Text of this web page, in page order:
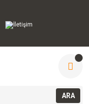
İletişim
ARA